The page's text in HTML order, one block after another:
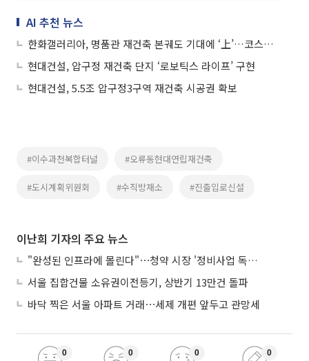
AI 추천 뉴스
한화갤러리아, 명품관 재건축 본궤도 기대에 ‘上’…코스피 11개·코스닥 17개 상한가
현대건설, 압구정 재건축 단지 ‘로보틱스 라이프’ 구현
현대건설, 5.5조 압구정3구역 재건축 시공권 확보
#이수과천복합터널 #오류동현대연립재건축
#도시계획위원회 #수직방재소 #진출입로신설
이난희 기자의 주요 뉴스
"완성된 인프라에 몰린다"⋯청약 시장 '정비사업 독주' 42배 격차
서울 집합건물 소유권이전등기, 상반기 13만건 돌파
바닥 찍은 서울 아파트 거래⋯세제 개편 앞두고 관망세
0 0 0 0